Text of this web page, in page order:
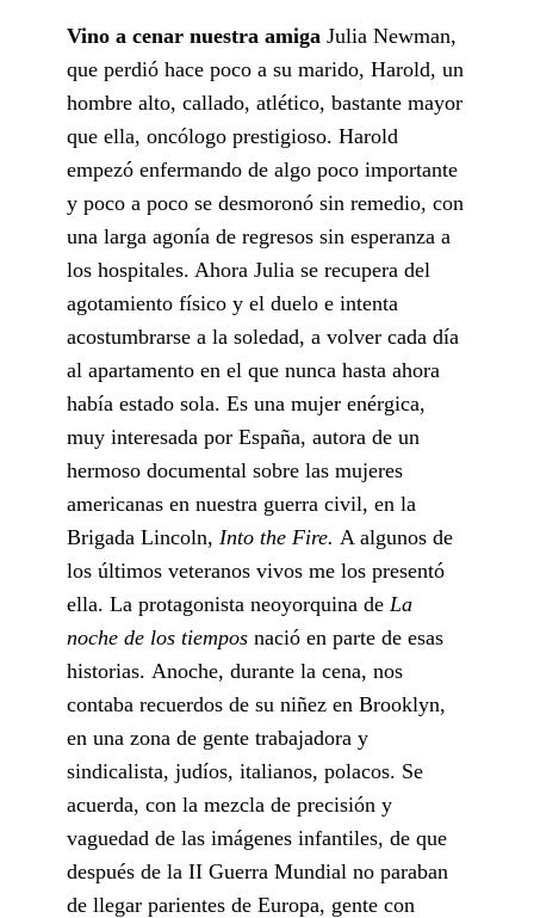
Vino a cenar nuestra amiga Julia Newman,
que perdió hace poco a su marido, Harold, un
hombre alto, callado, atlético, bastante mayor
que ella, oncólogo prestigioso. Harold
empezó enfermando de algo poco importante
y poco a poco se desmoronó sin remedio, con
una larga agonía de regresos sin esperanza a
los hospitales. Ahora Julia se recupera del
agotamiento físico y el duelo e intenta
acostumbrarse a la soledad, a volver cada día
al apartamento en el que nunca hasta ahora
había estado sola. Es una mujer enérgica,
muy interesada por España, autora de un
hermoso documental sobre las mujeres
americanas en nuestra guerra civil, en la
Brigada Lincoln, Into the Fire. A algunos de
los últimos veteranos vivos me los presentó
ella. La protagonista neoyorquina de La
noche de los tiempos nació en parte de esas
historias. Anoche, durante la cena, nos
contaba recuerdos de su niñez en Brooklyn,
en una zona de gente trabajadora y
sindicalista, judíos, italianos, polacos. Se
acuerda, con la mezcla de precisión y
vaguedad de las imágenes infantiles, de que
después de la II Guerra Mundial no paraban
de llegar parientes de Europa, gente con